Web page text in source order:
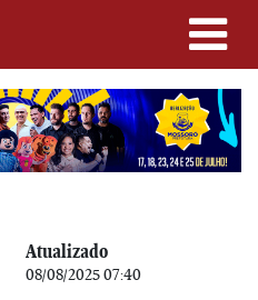
Atualizado
08/08/2025 07:40